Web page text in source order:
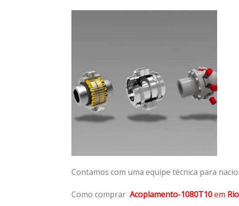
Contamos com uma equipe técnica para
Como comprar Acoplamento-1080T10em